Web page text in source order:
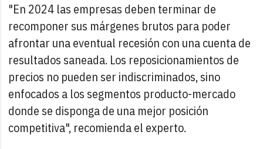
"En 2024 las empresas deben terminar de
recomponer sus márgenes brutos para poder
afrontar una eventual recesión con una cuenta de
resultados saneada. Los reposicionamientos de
precios no pueden ser indiscriminados, sino
enfocados a los segmentos producto-mercado
donde se disponga de una mejor posición
competitiva", recomienda el experto.